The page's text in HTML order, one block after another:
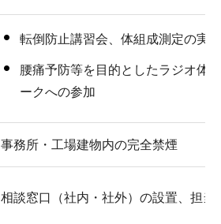
転倒防止講習会、体組成測定の実施
腰痛予防等を目的としたラジオ体
ークへの参加
事務所・工場建物内の完全禁煙
相談窓口（社内・社外）の設置、担当